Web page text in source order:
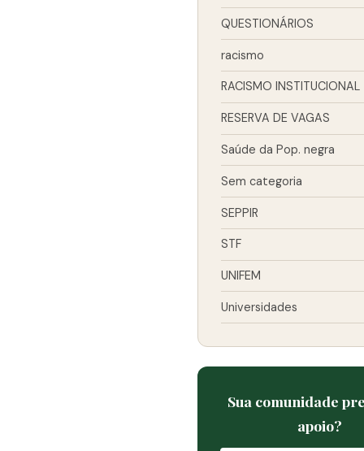
QUESTIONÁRIOS
racismo
RACISMO INSTITUCIONAL
RESERVA DE VAGAS
Saúde da Pop. negra
Sem categoria
SEPPIR
STF
UNIFEM
Universidades
Sua comunidade
apoio?